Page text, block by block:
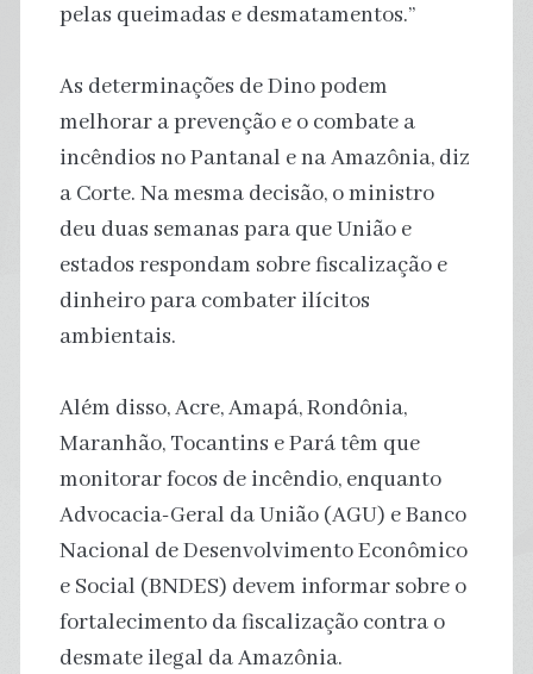
pelas queimadas e desmatamentos.”
As determinações de Dino podem
melhorar a prevenção e o combate a
incêndios no Pantanal e na Amazônia, diz
a Corte. Na mesma decisão, o ministro
deu duas semanas para que União e
estados respondam sobre fiscalização e
dinheiro para combater ilícitos
ambientais.
Além disso, Acre, Amapá, Rondônia,
Maranhão, Tocantins e Pará têm que
monitorar focos de incêndio, enquanto
Advocacia-Geral da União (AGU) e Banco
Nacional de Desenvolvimento Econômico
e Social (BNDES) devem informar sobre o
fortalecimento da fiscalização contra o
desmate ilegal da Amazônia.